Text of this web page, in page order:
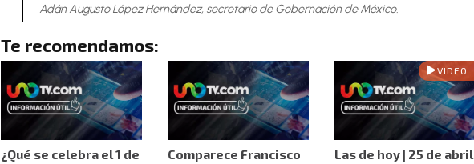
Adán Augusto López Hernández, secretario de Gobernación de México.
Te recomendamos:
¿Qué se celebra el 1 de Comparece Francisco
VIDEO
Las de hoy | 25 de abril